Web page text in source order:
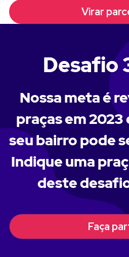
Virar
Desafio
Nossa meta é
praças em 2023
seu bairro pode
Indique uma
deste
Faça